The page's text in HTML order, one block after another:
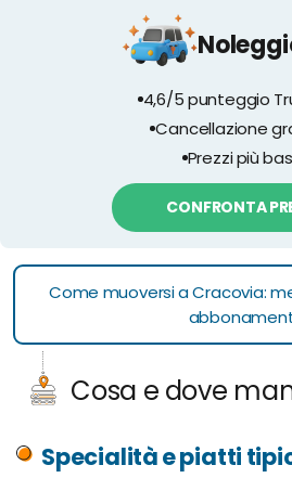
4,6/5 punteggio
Cancellazione
Prezzi più
CONFRONTA
Come muoversi a Cracovia:
Cosa e dove
Specialità e piatti